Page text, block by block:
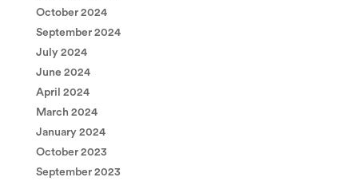
October 2024
September 2024
July 2024
June 2024
April 2024
March 2024
January 2024
October 2023
September 2023